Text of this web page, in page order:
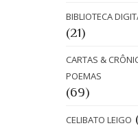
BIBLIOTECA
(21)
CARTAS &
POEMAS
(69)
CELIBATO LEIGO